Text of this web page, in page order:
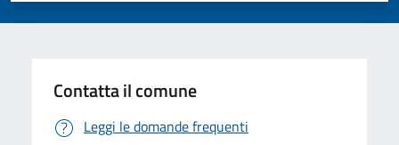
Contatta il comune
Leggi le domande frequenti